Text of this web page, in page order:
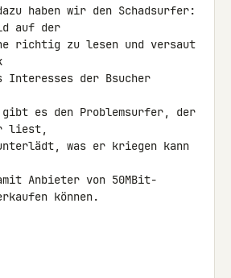
haben wir den Schadsurfer:
auf der
richtig zu lesen und versaut
der Bsucher
es den Problemsurfer, der
liest,
was er kriegen kann
Anbieter von 50MBit-
können.